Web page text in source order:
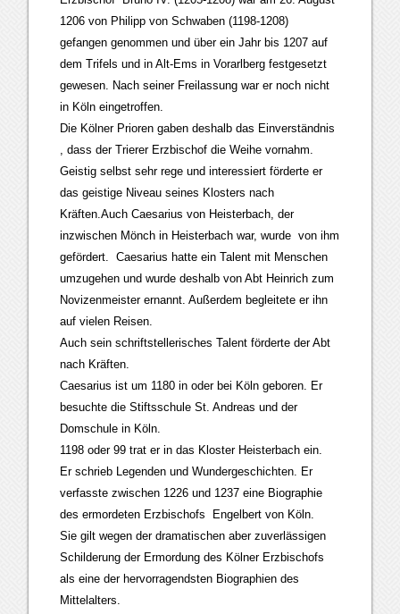
1206 von Philipp von Schwaben (1198-1208)
gefangen genommen und über ein Jahr bis 1207 auf
dem Trifels und in Alt-Ems in Vorarlberg festgesetzt
gewesen. Nach seiner Freilassung war er noch nicht
in Köln eingetroffen.
Die Kölner Prioren gaben deshalb das Einverständnis
, dass der Trierer Erzbischof die Weihe vornahm.
Geistig selbst sehr rege und interessiert förderte er
das geistige Niveau seines Klosters nach
Kräften.Auch Caesarius von Heisterbach, der
inzwischen Mönch in Heisterbach war, wurde von ihm
gefördert. Caesarius hatte ein Talent mit Menschen
umzugehen und wurde deshalb von Abt Heinrich zum
Novizenmeister ernannt. Außerdem begleitete er ihn
auf vielen Reisen.
Auch sein schriftstellerisches Talent förderte der Abt
nach Kräften.
Caesarius ist um 1180 in oder bei Köln geboren. Er
besuchte die Stiftsschule St. Andreas und der
Domschule in Köln.
1198 oder 99 trat er in das Kloster Heisterbach ein.
Er schrieb Legenden und Wundergeschichten. Er
verfasste zwischen 1226 und 1237 eine Biographie
des ermordeten Erzbischofs Engelbert von Köln.
Sie gilt wegen der dramatischen aber zuverlässigen
Schilderung der Ermordung des Kölner Erzbischofs
als eine der hervorragendsten Biographien des
Mittelalters.